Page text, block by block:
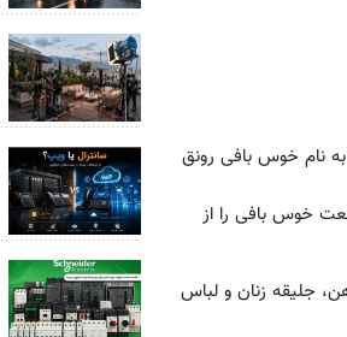
نام خوس بافی رونق
خوس بافی را از
جلیقه زنان و لباس